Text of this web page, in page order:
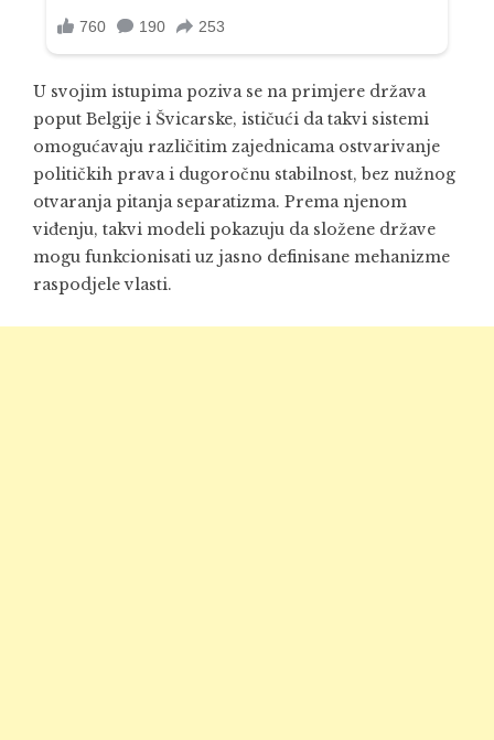
U svojim istupima poziva se na primjere država
poput Belgije i Švicarske, ističući da takvi sistemi
omogućavaju različitim zajednicama ostvarivanje
političkih prava i dugoročnu stabilnost, bez nužnog
otvaranja pitanja separatizma. Prema njenom
viđenju, takvi modeli pokazuju da složene države
mogu funkcionisati uz jasno definisane mehanizme
raspodjele vlasti.